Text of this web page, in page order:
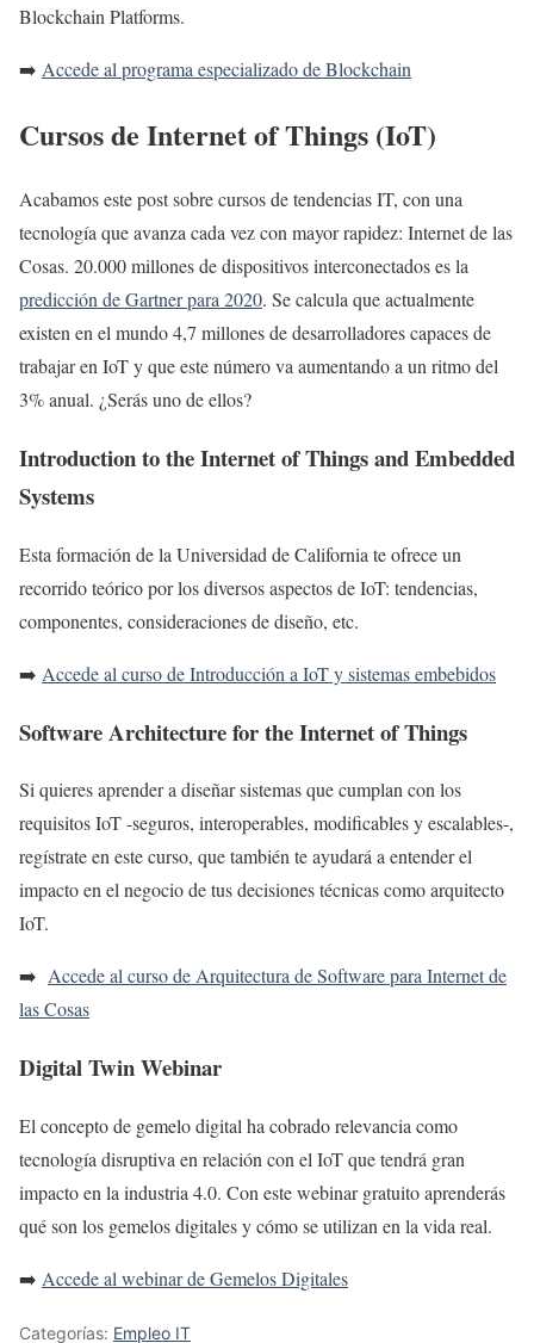
Blockchain Platforms.
➡️ Accede al programa especializado de Blockchain
Cursos de Internet of Things (IoT)
Acabamos este post sobre cursos de tendencias IT, con una
tecnología que avanza cada vez con mayor rapidez: Internet de las
Cosas. 20.000 millones de dispositivos interconectados es la
predicción de Gartner para 2020. Se calcula que actualmente
existen en el mundo 4,7 millones de desarrolladores capaces de
trabajar en IoT y que este número va aumentando a un ritmo del
3% anual. ¿Serás uno de ellos?
Introduction to the Internet of Things and Embedded
Systems
Esta formación de la Universidad de California te ofrece un
recorrido teórico por los diversos aspectos de IoT: tendencias,
componentes, consideraciones de diseño, etc.
➡️ Accede al curso de Introducción a IoT y sistemas embebidos
Software Architecture for the Internet of Things
Si quieres aprender a diseñar sistemas que cumplan con los
requisitos IoT -seguros, interoperables, modificables y escalables-,
regístrate en este curso, que también te ayudará a entender el
impacto en el negocio de tus decisiones técnicas como arquitecto
IoT.
➡️ Accede al curso de Arquitectura de Software para Internet de
las Cosas
Digital Twin Webinar
El concepto de gemelo digital ha cobrado relevancia como
tecnología disruptiva en relación con el IoT que tendrá gran
impacto en la industria 4.0. Con este webinar gratuito aprenderás
qué son los gemelos digitales y cómo se utilizan en la vida real.
➡️ Accede al webinar de Gemelos Digitales
Categorías: Empleo IT